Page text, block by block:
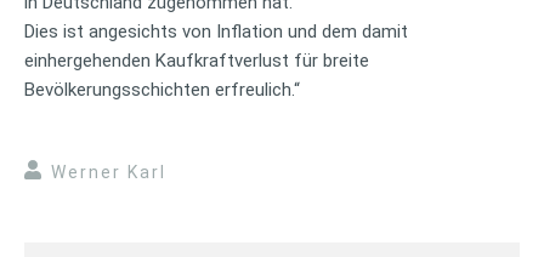
Dies ist angesichts von Inflation und dem damit
einhergehenden Kaufkraftverlust für breite
Bevölkerungsschichten erfreulich.“
Werner Karl